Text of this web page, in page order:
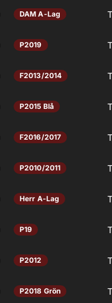
DAM A-Lag
P2019
F2013/2014
P2015 Blå
F2016/2017
P2010/2011
Herr A-Lag
P19
P2012
P2018 Grön